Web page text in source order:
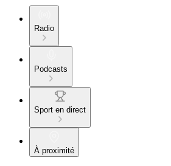
Radio
Podcasts
Sport en direct
À proximité